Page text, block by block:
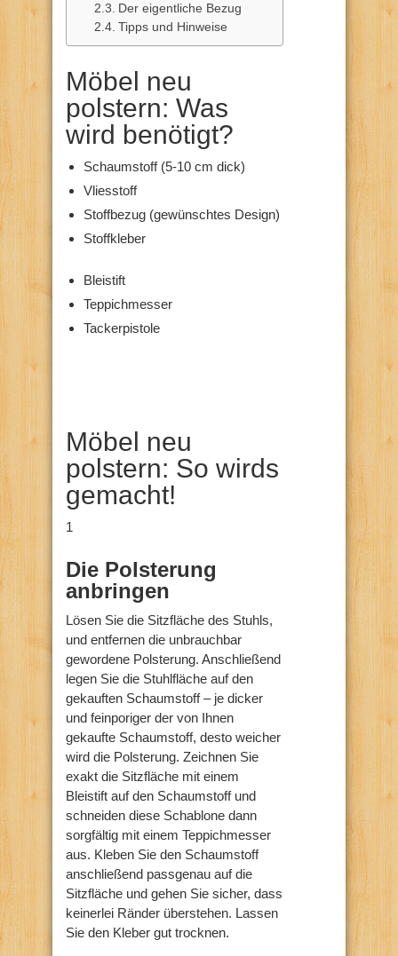
Der eigentliche Bezug
Tipps und Hinweise
Möbel neu
polstern: Was
wird benötigt?
Schaumstoff (5-10 cm dick)
Vliesstoff
Stoffbezug (gewünschtes Design)
Stoffkleber
Bleistift
Teppichmesser
Tackerpistole
Möbel neu
polstern: So wirds
gemacht!
1
Die Polsterung
anbringen
Lösen Sie die Sitzfläche des Stuhls,
und entfernen die unbrauchbar
gewordene Polsterung. Anschließend
legen Sie die Stuhlfläche auf den
gekauften Schaumstoff – je dicker
und feinporiger der von Ihnen
gekaufte Schaumstoff, desto weicher
wird die Polsterung. Zeichnen Sie
exakt die Sitzfläche mit einem
Bleistift auf den Schaumstoff und
schneiden diese Schablone dann
sorgfältig mit einem Teppichmesser
aus. Kleben Sie den Schaumstoff
anschließend passgenau auf die
Sitzfläche und gehen Sie sicher, dass
keinerlei Ränder überstehen. Lassen
Sie den Kleber gut trocknen.